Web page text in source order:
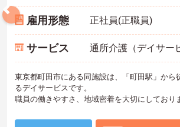
雇用形態 正社員(正職員)
サービス 通所介護（デイサー
東京都町田市にある同施設は、「町田駅」から
るデイサービスです。
職員の働きやすさ、地域密着を大切にしており
の方も安心して働くことができます。